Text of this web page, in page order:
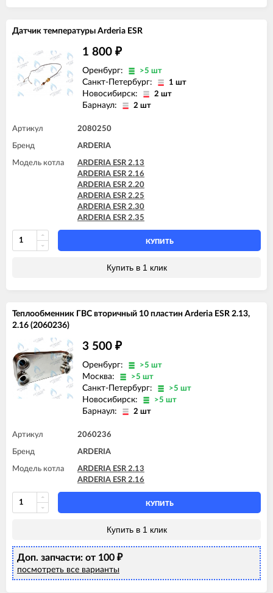
Датчик температуры Arderia ESR
1 800 ₽
Оренбург: >5 шт
Санкт-Петербург: 1 шт
Новосибирск: 2 шт
Барнаул: 2 шт
Артикул 2080250
Бренд ARDERIA
Модель котла
ARDERIA ESR 2.13
ARDERIA ESR 2.16
ARDERIA ESR 2.20
ARDERIA ESR 2.25
ARDERIA ESR 2.30
ARDERIA ESR 2.35
КУПИТЬ
Купить в 1 клик
Теплообменник ГВС вторичный 10 пластин Arderia ESR 2.13,
2.16 (2060236)
3 500 ₽
Оренбург: >5 шт
Москва: >5 шт
Санкт-Петербург: >5 шт
Новосибирск: >5 шт
Барнаул: 2 шт
Артикул 2060236
Бренд ARDERIA
Модель котла
ARDERIA ESR 2.13
ARDERIA ESR 2.16
КУПИТЬ
Купить в 1 клик
Доп. запчасти: от 100 ₽
посмотреть все варианты